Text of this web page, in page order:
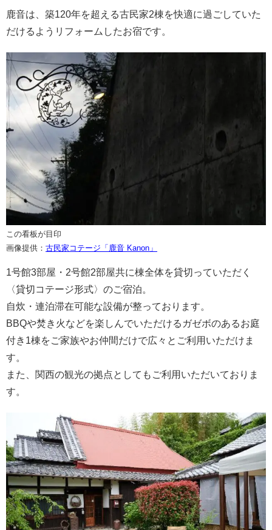
鹿音は、築120年を超える古民家2棟を快適に過ごしていた
だけるようリフォームしたお宿です。
この看板が目印
画像提供： 古民家コテージ「鹿音 Kanon」
1号館3部屋・2号館2部屋共に棟全体を貸切っていただく
〈貸切コテージ形式〉のご宿泊。
自炊・連泊滞在可能な設備が整っております。
BBQや焚き火などを楽しんでいただけるガゼボのあるお庭
付き1棟をご家族やお仲間だけで広々とご利用いただけま
す。
また、関西の観光の拠点としてもご利用いただいておりま
す。